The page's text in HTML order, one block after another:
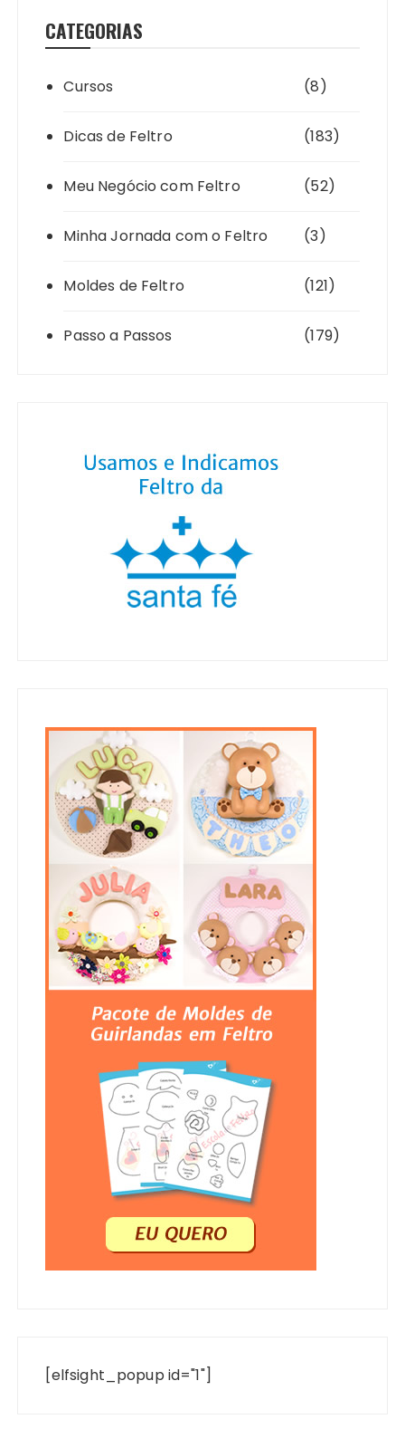
CATEGORIAS
Cursos (8)
Dicas de Feltro (183)
Meu Negócio com Feltro (52)
Minha Jornada com o Feltro (3)
Moldes de Feltro (121)
Passo a Passos (179)
[elfsight_popup id="1"]